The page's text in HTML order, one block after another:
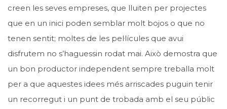
creen les seves empreses, que lluiten per projectes
que en un inici poden semblar molt bojos o que no
tenen sentit; moltes de les pel·lícules que avui
disfrutem no s’haguessin rodat mai. Això demostra que
un bon productor independent sempre treballa molt
per a que aquestes idees més arriscades puguin tenir
un recorregut i un punt de trobada amb el seu públic